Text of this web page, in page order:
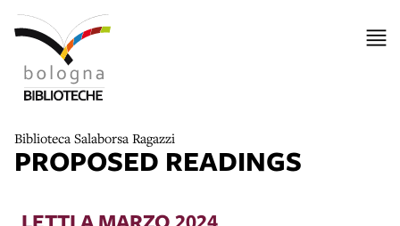
Biblioteca Salaborsa Ragazzi
PROPOSED READINGS